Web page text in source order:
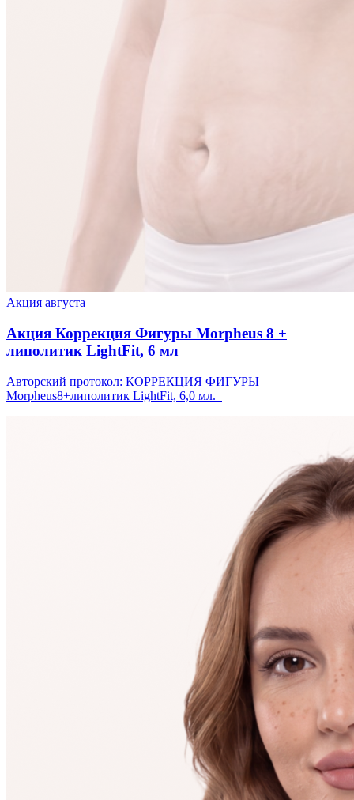
Акция августа
Акция Коррекция Фигуры Morpheus 8 +
липолитик LightFit, 6 мл
Авторский протокол: КОРРЕКЦИЯ ФИГУРЫ
Morpheus8+липолитик LightFit, 6,0 мл.